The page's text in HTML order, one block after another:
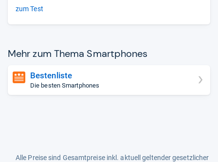
zum Test
Mehr zum Thema Smart­pho­nes
Bestenliste
Die besten Smartphones
Alle Preise sind Gesamtpreise inkl. aktuell geltender gesetzlicher